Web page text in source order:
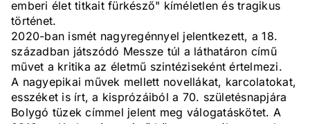
emberi élet titkait fürkésző" kíméletlen és tragikus
történet.
2020-ban ismét nagyregénnyel jelentkezett, a 18.
században játszódó Messze túl a láthatáron című
művet a kritika az életmű szintéziseként értelmezi.
A nagyepikai művek mellett novellákat, karcolatokat,
esszéket is írt, a kisprózáiból a 70. születésnapjára
Bolygó tüzek címmel jelent meg válogatáskötet. A